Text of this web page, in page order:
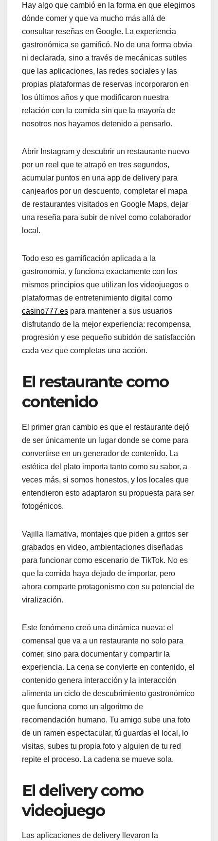
Hay algo que cambió en la forma en que elegimos
dónde comer y que va mucho más allá de
consultar reseñas en Google. La experiencia
gastronómica se gamificó. No de una forma obvia
ni declarada, sino a través de mecánicas sutiles
que las aplicaciones, las redes sociales y las
propias plataformas de reservas incorporaron en
los últimos años y que modificaron nuestra
relación con la comida sin que la mayoría de
nosotros nos hayamos detenido a pensarlo.
Abrir Instagram y descubrir un restaurante nuevo
por un reel que te atrapó en tres segundos,
acumular puntos en una app de delivery para
canjearlos por un descuento, completar el mapa
de restaurantes visitados en Google Maps, dejar
una reseña para subir de nivel como colaborador
local.
Todo eso es gamificación aplicada a la
gastronomía, y funciona exactamente con los
mismos principios que utilizan los videojuegos o
plataformas de entretenimiento digital como
casino777.es para mantener a sus usuarios
disfrutando de la mejor experiencia: recompensa,
progresión y ese pequeño subidón de satisfacción
cada vez que completas una acción.
El restaurante como
contenido
El primer gran cambio es que el restaurante dejó
de ser únicamente un lugar donde se come para
convertirse en un generador de contenido. La
estética del plato importa tanto como su sabor, a
veces más, si somos honestos, y los locales que
entendieron esto adaptaron su propuesta para ser
fotogénicos.
Vajilla llamativa, montajes que piden a gritos ser
grabados en video, ambientaciones diseñadas
para funcionar como escenario de TikTok. No es
que la comida haya dejado de importar, pero
ahora comparte protagonismo con su potencial de
viralización.
Este fenómeno creó una dinámica nueva: el
comensal que va a un restaurante no solo para
comer, sino para documentar y compartir la
experiencia. La cena se convierte en contenido, el
contenido genera interacción y la interacción
alimenta un ciclo de descubrimiento gastronómico
que funciona como un algoritmo de
recomendación humano. Tu amigo sube una foto
de un ramen espectacular, tú guardas el local, lo
visitas, subes tu propia foto y alguien de tu red
repite el proceso. La cadena se mueve sola.
El delivery como
videojuego
Las aplicaciones de delivery llevaron la